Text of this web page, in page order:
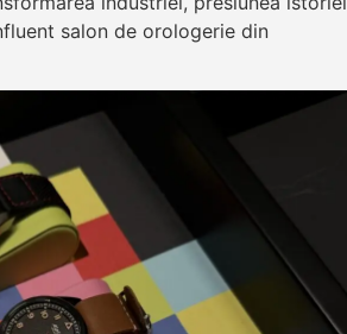
salon de orologerie din